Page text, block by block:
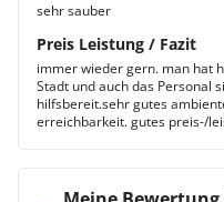
sehr sauber
Preis Leistung / Fazit
immer wieder gern. man hat
Stadt und auch das Personal
hilfsbereit.sehr gutes
erreichbarkeit. gutes preis-/